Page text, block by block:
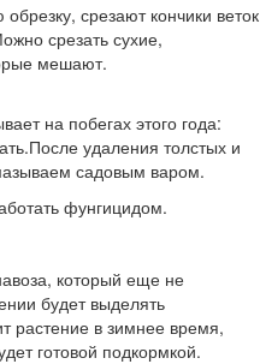
срезают кончики веток
срезать сухие,
мешают.
на побегах этого года:
удаления толстых и
садовым варом.
фунгицидом.
который еще не
будет выделять
растение в зимнее время,
готовой подкормкой.